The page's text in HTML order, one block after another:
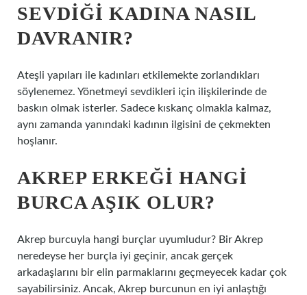
SEVDIĞI KADINA NASIL
DAVRANIR?
Ateşli yapıları ile kadınları etkilemekte zorlandıkları
söylenemez. Yönetmeyi sevdikleri için ilişkilerinde de
baskın olmak isterler. Sadece kıskanç olmakla kalmaz,
aynı zamanda yanındaki kadının ilgisini de çekmekten
hoşlanır.
AKREP ERKEĞI HANGI
BURCA AŞIK OLUR?
Akrep burcuyla hangi burçlar uyumludur? Bir Akrep
neredeyse her burçla iyi geçinir, ancak gerçek
arkadaşlarını bir elin parmaklarını geçmeyecek kadar çok
sayabilirsiniz. Ancak, Akrep burcunun en iyi anlaştığı